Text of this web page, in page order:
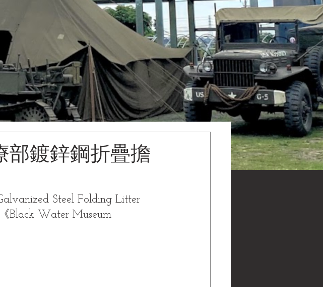
部鍍鋅鋼折疊擔
Steel Folding Litter
Black Water Museum